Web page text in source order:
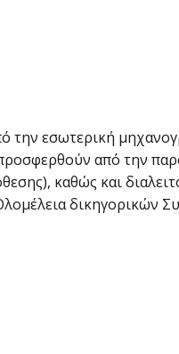
την εσωτερική
από την
καθώς και
δικηγορικών